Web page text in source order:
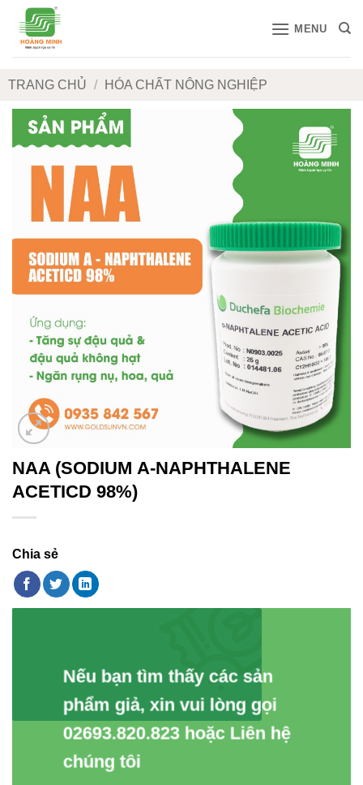
qua
MENU
TRANG CHỦ / HÓA CHẤT NÔNG NGHIỆP
NAA (SODIUM Α-NAPHTHALENE
ACETICD 98%)
Chia sẻ
Nếu bạn tìm thấy các sản
phẩm giả, xin vui lòng gọi
02693.820.823 hoặc Liên hệ
chúng tôi